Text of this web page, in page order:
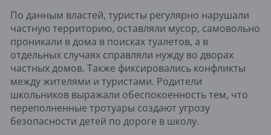
По данным властей, туристы регулярно нарушали
частную территорию, оставляли мусор, самовольно
проникали в дома в поисках туалетов, а в
отдельных случаях справляли нужду во дворах
частных домов. Также фиксировались конфликты
между жителями и туристами. Родители
школьников выражали обеспокоенность тем, что
переполненные тротуары создают угрозу
безопасности детей по дороге в школу.